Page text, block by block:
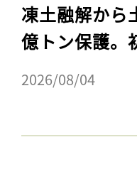
凍土融解から
億トン保護。
2026/08/04